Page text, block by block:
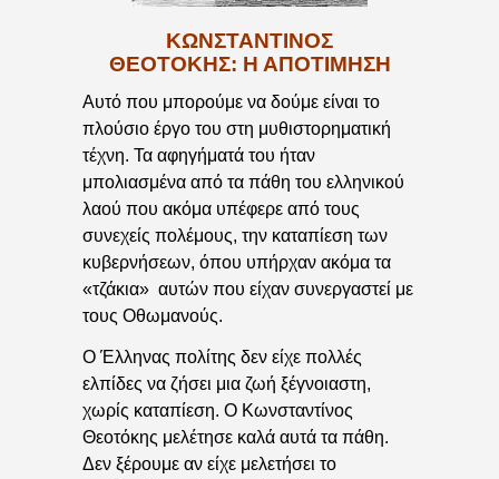
ΚΩΝΣΤΑΝΤΙΝΟΣ
ΘΕΟΤΟΚΗΣ: Η ΑΠΟΤΙΜΗΣΗ
Αυτό που μπορούμε να δούμε είναι το
πλούσιο έργο του στη μυθιστορηματική
τέχνη. Τα αφηγήματά του ήταν
μπολιασμένα από τα πάθη του ελληνικού
λαού που ακόμα υπέφερε από τους
συνεχείς πολέμους, την καταπίεση των
κυβερνήσεων, όπου υπήρχαν ακόμα τα
«τζάκια» αυτών που είχαν συνεργαστεί με
τους Οθωμανούς.
Ο Έλληνας πολίτης δεν είχε πολλές
ελπίδες να ζήσει μια ζωή ξέγνοιαστη,
χωρίς καταπίεση. Ο Κωνσταντίνος
Θεοτόκης μελέτησε καλά αυτά τα πάθη.
Δεν ξέρουμε αν είχε μελετήσει το